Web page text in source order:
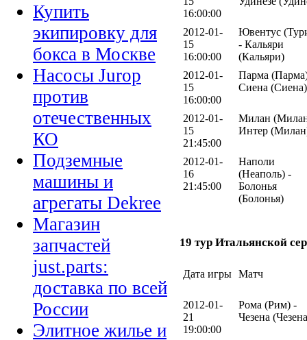
Купить
экипировку для
бокса в Москве
Насосы Jurop
против
отечественных
КО
Подземные
машины и
агрегаты Dekree
Магазин
запчастей
just.parts:
доставка по всей
России
Элитное жилье и
16:00:00
2012-01-
15
16:00:00
Ювентус
- Кальяри
(Кальяри)
2012-01-
15
16:00:00
Парма
Сиена (Сиена)
2012-01-
15
21:45:00
Милан
Интер
2012-01-
16
21:45:00
Наполи
(Неаполь) -
Болонья
(Болонья)
19 тур Итальянской
Дата игры Матч
2012-01-
21
19:00:00
Рома (Рим) -
Чезена